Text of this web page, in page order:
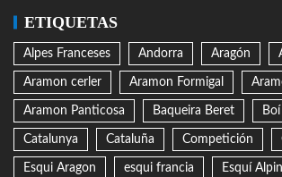
ETIQUETAS
Alpes Franceses Andorra Aragón
Aramon cerler Aramon Formigal
Aramon Panticosa Baqueira Beret Boí
Catalunya Cataluña Competición
Esqui Aragon esqui francia Esquí